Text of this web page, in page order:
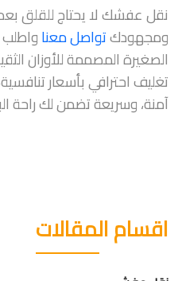
اقسام المقالات
نقل عفشك لا يحتاج للقلق
ومجهودكتواصل معناواطلب
الصغيرة المصممة للأوزان
تغليف احترافي بأسعار
آمنة، وسريعة تضمن لك راحة